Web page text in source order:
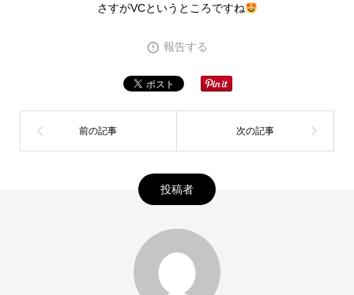
さすがVCというところですね
報告する
投稿者